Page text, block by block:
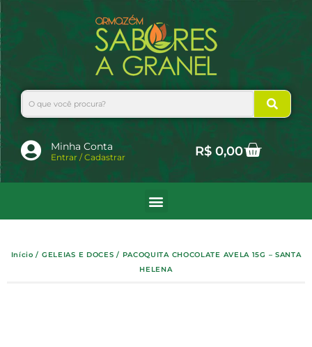
para
o
conteúdo
Search
Minha Conta
Entrar / Cadastrar R$0,00Cart
Início / GELEIAS E DOCES / PACOQUITA CHOCOLATE AVELA 15G – SANTA
HELENA